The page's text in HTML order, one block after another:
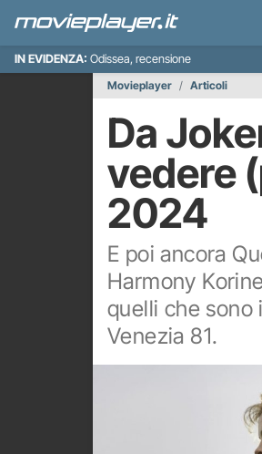
IN EVIDENZA: Odissea, recensione
Movieplayer
Articoli
Da
vedere
2024
E poi ancora
Harmony
quelli che sono
Venezia 81.